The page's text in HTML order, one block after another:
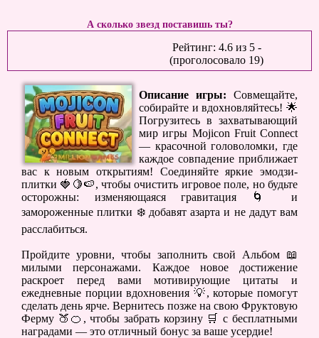
А сколько звезд поставишь ты?
Рейтинг: 4.6из 5-
(проголосовало 19)
Описание игры: Совмещайте,
собирайте и вдохновляйтесь! 🌟
Погрузитесь в захватывающий
мир игры Mojicon Fruit Connect
— красочной головоломки, где
каждое совпадение приближает
вас к новым открытиям! Соединяйте яркие эмодзи-
плитки 🍓🍋🍉, чтобы очистить игровое поле, но будьте
осторожны: изменяющаяся гравитация 🌀 и
замороженные плитки ❄️ добавят азарта и не дадут вам
расслабиться.
Пройдите уровни, чтобы заполнить свой Альбом 📖
милыми персонажами. Каждое новое достижение
раскроет перед вами мотивирующие цитаты и
ежедневные порции вдохновения 💡, которые помогут
сделать день ярче. Вернитесь позже на свою Фруктовую
Ферму 🍑🍊, чтобы забрать корзину 🛒 с бесплатными
наградами — это отличный бонус за ваше усердие!